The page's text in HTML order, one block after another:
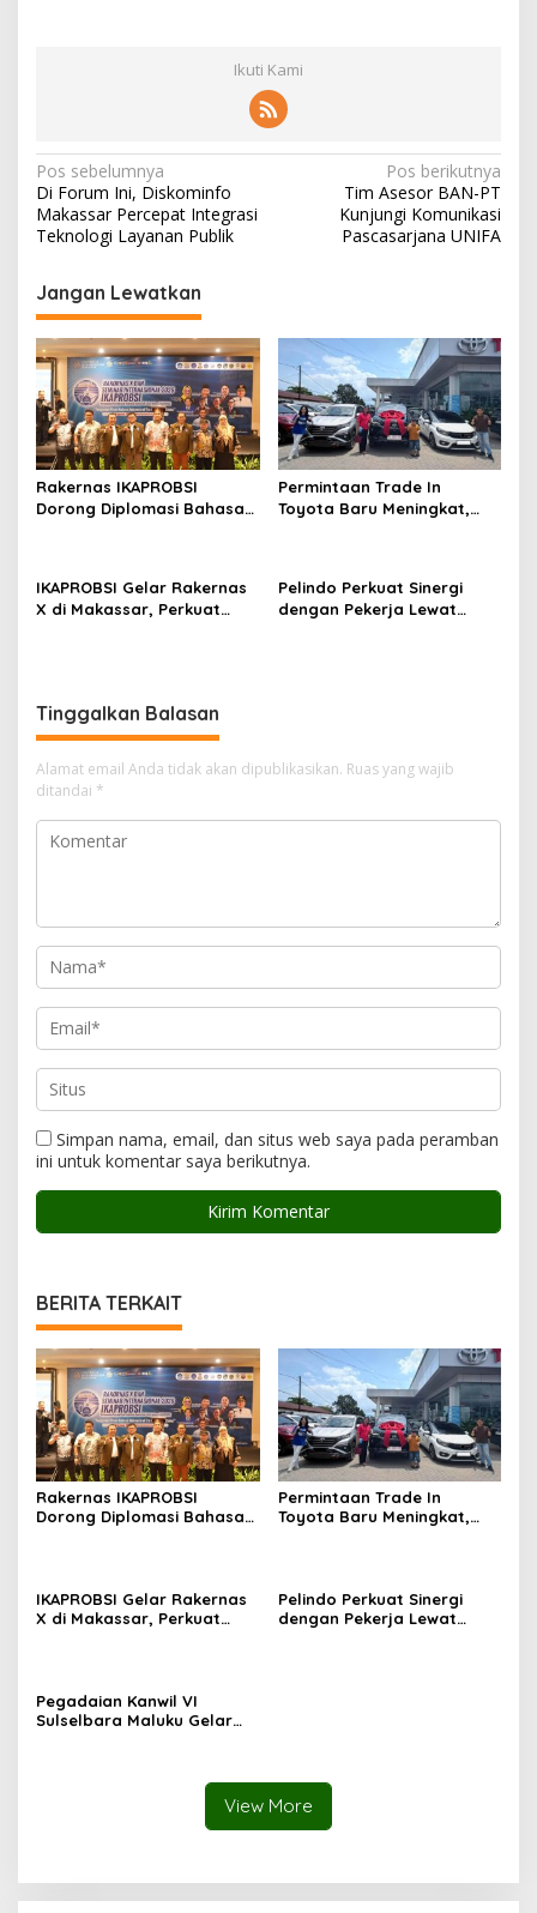
Ikuti Kami
N
a
v
i
g
a
s
i
p
o
s
Pos sebelumnya
Di Forum Ini, Diskominfo
Makassar Percepat Integrasi
Teknologi Layanan Publik
Pos berikutnya
Tim Asesor BAN-PT
Kunjungi Komunikasi
Pascasarjana UNIFA
Jangan Lewatkan
Rakernas IKAPROBSI
Dorong Diplomasi Bahasa
Permintaan Trade In
Toyota Baru Meningkat,
IKAPROBSI Gelar Rakernas
X di Makassar, Perkuat
Pelindo Perkuat Sinergi
dengan Pekerja Lewat
Tinggalkan Balasan
Alamat email Anda tidak akan dipublikasikan. Ruas yang wajib
ditandai *
Simpan nama, email, dan situs web saya pada peramban
ini untuk komentar saya berikutnya.
BERITA TERKAIT
Rakernas IKAPROBSI
Dorong Diplomasi Bahasa
Permintaan Trade In
Toyota Baru Meningkat,
IKAPROBSI Gelar Rakernas
X di Makassar, Perkuat
Pelindo Perkuat Sinergi
dengan Pekerja Lewat
Pegadaian Kanwil VI
Sulselbara Maluku Gelar
View More